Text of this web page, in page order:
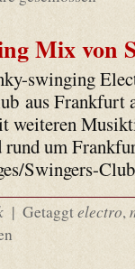
Mix von
swinging
aus Frankfurt
weiteren
rund um
Swingers-
| Getaggtelectro,